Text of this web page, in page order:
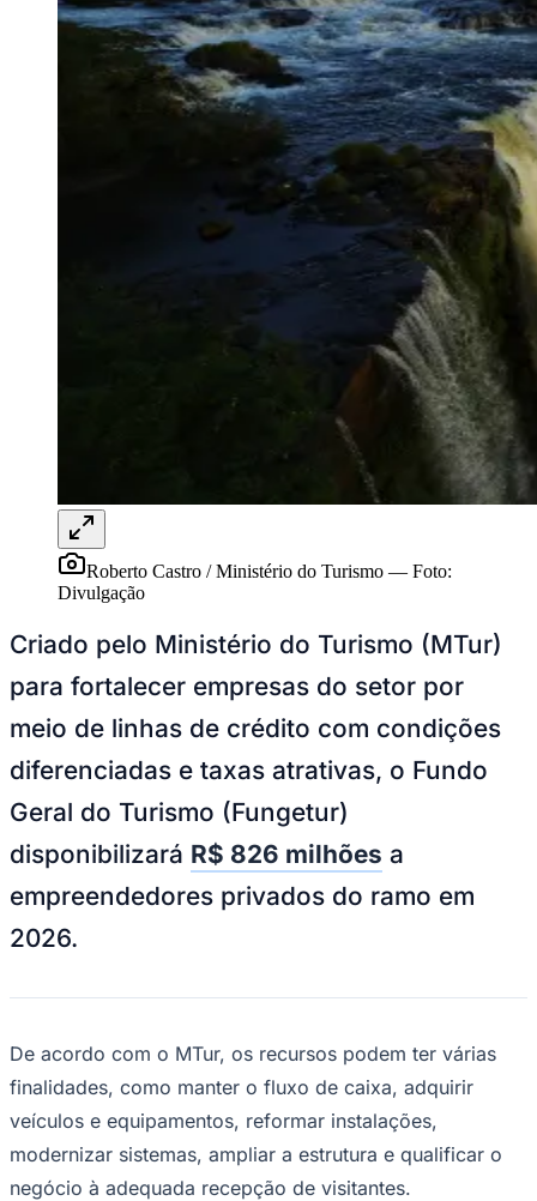
Anuncie no Portal
Guia de Empresas
Divulgar VagasNovo
Publicidade Legal
Jandira Cotia
Pirapora
Araçariguama
Franco da
Taboão da Serra Embu das ArtesSão Roque
Selo Verificado
Portal Educacional
Agenda de Vestibulares
Vagas de Emprego
Concursos
Panorama Econômico
Panorama Econômico
Para Sua Empresa
Anuncie no Portal
Verificar Empresa
Novo
Anunciar VagasNovo
NBA
NFL
UFC
NHL
Vôlei
NBB
Brasileirão Série A
Brasileirão Série B
Paulistão
Roberto Castro / Ministério do Turismo — Foto:
Divulgação
Criado pelo Ministério do Turismo (MTur)
para fortalecer empresas do setor por
meio de linhas de crédito com condições
diferenciadas e taxas atrativas, o Fundo
Geral do Turismo (Fungetur)
disponibilizará R$ 826 milhões a
empreendedores privados do ramo em
2026.
De acordo com o MTur, os recursos podem ter várias
finalidades, como manter o fluxo de caixa, adquirir
veículos e equipamentos, reformar instalações,
modernizar sistemas, ampliar a estrutura e qualificar o
negócio à adequada recepção de visitantes.